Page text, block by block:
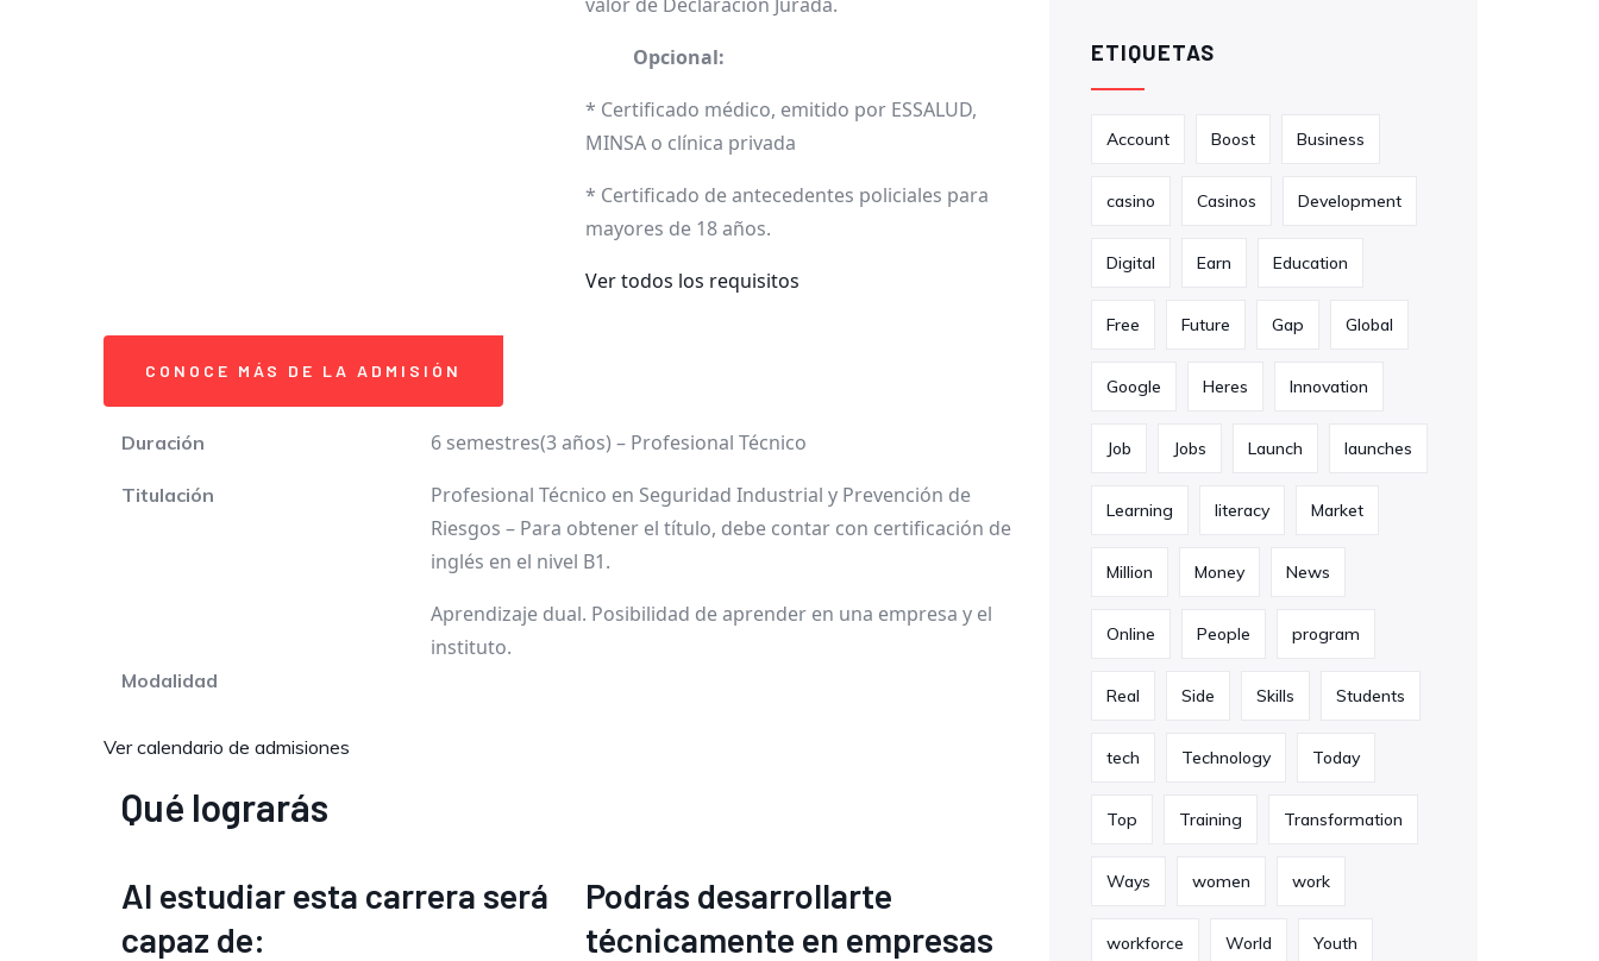
Opcional:
* Certificado médico, emitido por ESSALUD,
MINSA o clínica privada
* Certificado de antecedentes policiales para
mayores de 18 años.
Ver todos los requisitos
CONOCE MÁS DE LA ADMISIÓN
Duración 6 semestres(3 años) – Profesional Técnico
Titulación
Profesional Técnico en Seguridad Industrial y Prevención de
Riesgos – Para obtener el título, debe contar con certificación de
inglés en el nivel B1.
Modalidad
Aprendizaje dual. Posibilidad de aprender en una empresa y el
instituto.
Ver calendario de admisiones
Qué lograrás
Al estudiar esta carrera será
capaz de:
Podrás desarrollarte
técnicamente en empresas
ETIQUETAS
Account Boost Business
casino Casinos Development
Digital Earn Education
Free Future Gap Global
Google Heres Innovation
Job Jobs Launch launches
Learning literacy Market
Million Money News
Online People program
Real Side Skills Students
tech Technology Today
Top Training Transformation
Ways women work
workforce World Youth